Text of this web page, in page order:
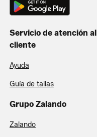
Servicio de atención al
cliente
Ayuda
Guía de tallas
Grupo Zalando
Zalando